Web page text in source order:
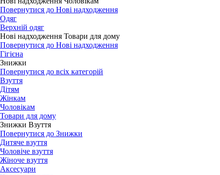
Повернутися до Нові надходження
Одяг
Верхній одяг
Нові надходження Товари для дому
Повернутися до Нові надходження
Гігієна
Знижки
Повернутися до всіх категорій
Взуття
Дітям
Жінкам
Чоловікам
Товари для дому
Знижки Взуття
Повернутися до Знижки
Дитяче взуття
Чоловіче взуття
Жіноче взуття
Аксесуари